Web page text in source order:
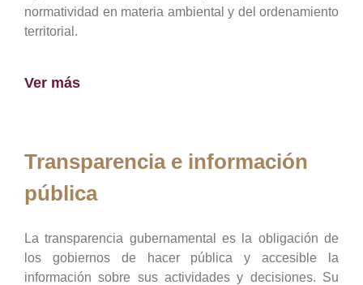
normatividad en materia ambiental y del ordenamiento
territorial.
Ver más
Transparencia e información
pública
La transparencia gubernamental es la obligación de
los gobiernos de hacer pública y accesible la
información sobre sus actividades y decisiones. Su